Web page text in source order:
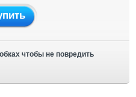
чтобы не повредить